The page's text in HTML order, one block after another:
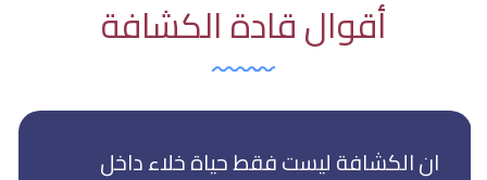
أقوال قادة الكشافة
ان الكشافة ليست فقط حياة خلاء داخل